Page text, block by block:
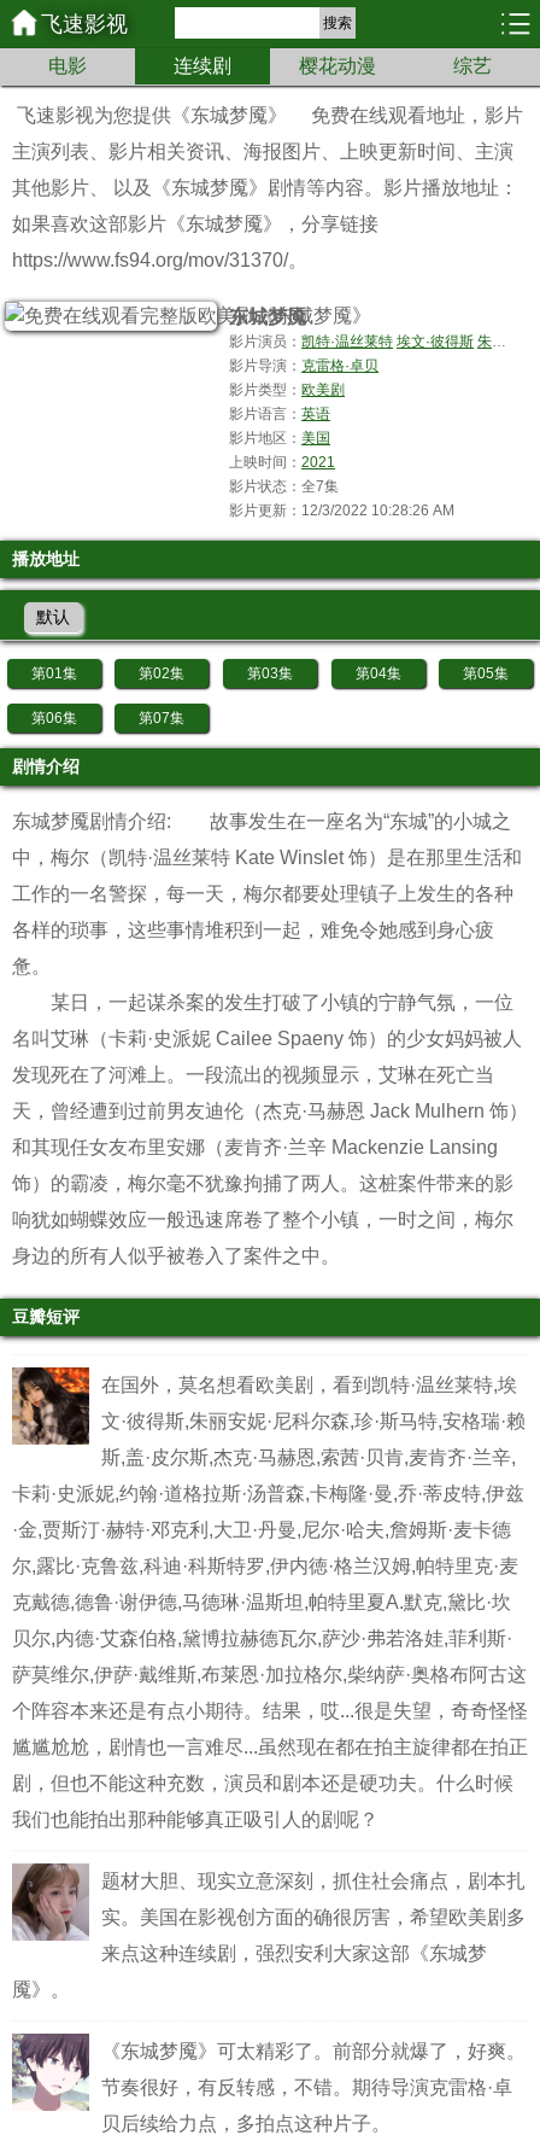
飞速影视 搜索
电影 连续剧 樱花动漫 综艺
飞速影视为您提供 《东城梦魇》
免费在线观看地址，影片
主演列表、影片相关资讯、海报图片、上映更新时间、主演
其他影片、 以及《东城梦魇》剧情等内容。影片播放地址：
如果喜欢这部影片《东城梦魇》，分享链接
https://www.fs94.org/mov/31370/。
东城梦魇
影片演员：凯特·温丝莱特 埃文·彼得斯 朱丽安妮·尼科尔森
影片导演： 克雷格·卓贝
影片类型： 欧美剧
影片语言：英语
影片地区：美国
上映时间：2021
影片状态：全7集
影片更新：12/3/2022 10:28:26 AM
播放地址
默认
第01集 第02集 第03集 第04集 第05集
第06集 第07集
剧情介绍
东城梦魇剧情介绍: 故事发生在一座名为“东城”的小城之
中，梅尔（凯特·温丝莱特 Kate Winslet 饰）是在那里生活和
工作的一名警探，每一天，梅尔都要处理镇子上发生的各种
各样的琐事，这些事情堆积到一起，难免令她感到身心疲
惫。
某日，一起谋杀案的发生打破了小镇的宁静气氛，一位
名叫艾琳（卡莉·史派妮 Cailee Spaeny 饰）的少女妈妈被人
发现死在了河滩上。一段流出的视频显示，艾琳在死亡当
天，曾经遭到过前男友迪伦（杰克·马赫恩 Jack Mulhern 饰）
和其现任女友布里安娜（麦肯齐·兰辛 Mackenzie Lansing
饰）的霸凌，梅尔毫不犹豫拘捕了两人。这桩案件带来的影
响犹如蝴蝶效应一般迅速席卷了整个小镇，一时之间，梅尔
身边的所有人似乎被卷入了案件之中。
豆瓣短评
在国外，莫名想看欧美剧，看到凯特·温丝莱特,埃
文·彼得斯,朱丽安妮·尼科尔森,珍·斯马特,安格瑞·赖
斯,盖·皮尔斯,杰克·马赫恩,索茜·贝肯,麦肯齐·兰辛,
卡莉·史派妮,约翰·道格拉斯·汤普森,卡梅隆·曼,乔·蒂皮特,伊兹
·金,贾斯汀·赫特·邓克利,大卫·丹曼,尼尔·哈夫,詹姆斯·麦卡德
尔,露比·克鲁兹,科迪·科斯特罗,伊内徳·格兰汉姆,帕特里克·麦
克戴德,德鲁·谢伊德,马德琳·温斯坦,帕特里夏A.默克,黛比·坎
贝尔,内德·艾森伯格,黛博拉赫德瓦尔,萨沙·弗若洛娃,菲利斯·
萨莫维尔,伊萨·戴维斯,布莱恩·加拉格尔,柴纳萨·奥格布阿古这
个阵容本来还是有点小期待。结果，哎...很是失望，奇奇怪怪
尴尴尬尬，剧情也一言难尽...虽然现在都在拍主旋律都在拍正
剧，但也不能这种充数，演员和剧本还是硬功夫。什么时候
我们也能拍出那种能够真正吸引人的剧呢？
题材大胆、现实立意深刻，抓住社会痛点，剧本扎
实。美国在影视创方面的确很厉害，希望欧美剧多
来点这种连续剧，强烈安利大家这部《东城梦
魇》。
《东城梦魇》可太精彩了。前部分就爆了，好爽。
节奏很好，有反转感，不错。期待导演克雷格·卓
贝后续给力点，多拍点这种片子。